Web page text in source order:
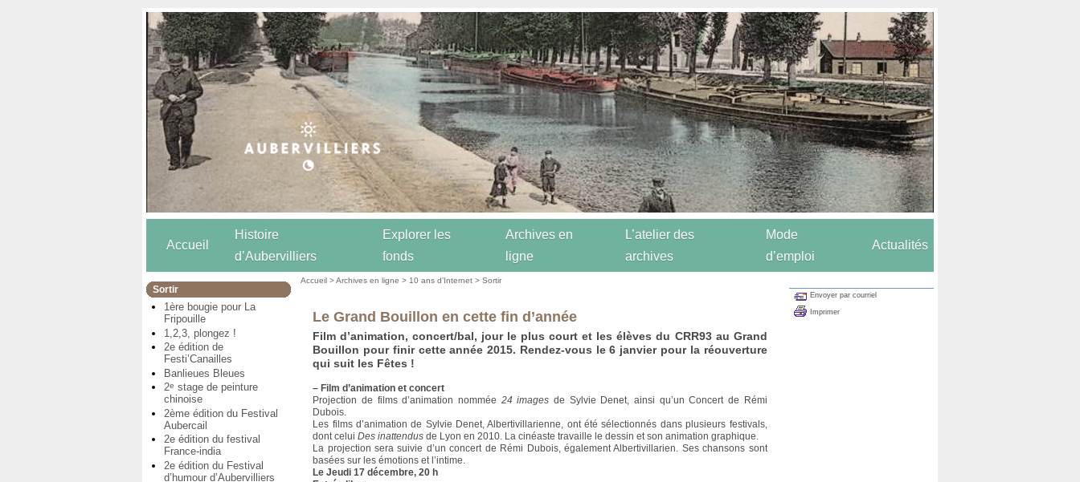
Accueil
Histoire
d’Aubervilliers
Explorer les
fonds
Archives en
ligne
L’atelier des
archives
Mode
d’emploi
Actualités
Sortir
1ère bougie pour La
Fripouille
1,2,3, plongez !
2e édition de
Festi’Canailles
Banlieues Bleues
2e stage de peinture
chinoise
2ème édition du Festival
Aubercail
2e édition du festival
France-india
2e édition du Festival
d’humour d’Aubervilliers
Accueil >Archives en ligne > 10 ans d’Internet >Sortir
Le Grand Bouillon en cette fin d’année
Film d’animation, concert/bal, jour le plus court et les élèves du CRR93 au Grand
Bouillon pour finir cette année 2015. Rendez-vous le 6 janvier pour la réouverture
qui suit les Fêtes !
– Film d’animation et concert
Projection de films d’animation nommée 24 images de Sylvie Denet, ainsi qu’un Concert de Rémi
Dubois.
Les films d’animation de Sylvie Denet, Albertivillarienne, ont été sélectionnés dans plusieurs festivals,
dont celuiDes inattendus de Lyon en 2010. La cinéaste travaille le dessin et son animation graphique.
La projection sera suivie d’un concert de Rémi Dubois, également Albertivillarien. Ses chansons sont
basées sur les émotions et l’intime.
Le Jeudi 17 décembre, 20 h
Envoyer par courriel
Imprimer